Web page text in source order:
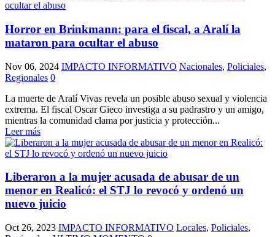
Horror en Brinkmann: para el fiscal, a Aralí la
mataron para ocultar el abuso
Nov 06, 2024 IMPACTO INFORMATIVO Nacionales, Policiales,
Regionales 0
La muerte de Aralí Vivas revela un posible abuso sexual y violencia
extrema. El fiscal Oscar Gieco investiga a su padrastro y un amigo,
mientras la comunidad clama por justicia y protección...
Leer más
Liberaron a la mujer acusada de abusar de un
menor en Realicó: el STJ lo revocó y ordenó un
nuevo juicio
Oct 26, 2023 IMPACTO INFORMATIVO Locales, Policiales,